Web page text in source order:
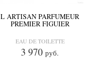
L ARTISAN PARFUMEUR
PREMIER FIGUIER
EAU DE TOILETTE
3 970 руб.